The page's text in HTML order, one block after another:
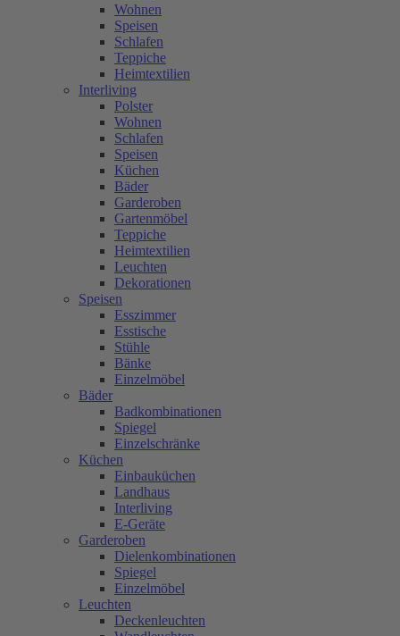
Wohnen
Speisen
Schlafen
Teppiche
Heimtextilien
Interliving
Polster
Wohnen
Schlafen
Speisen
Küchen
Bäder
Garderoben
Gartenmöbel
Teppiche
Heimtextilien
Leuchten
Dekorationen
Speisen
Esszimmer
Esstische
Stühle
Bänke
Einzelmöbel
Bäder
Badkombinationen
Spiegel
Einzelschränke
Küchen
Einbauküchen
Landhaus
Interliving
E-Geräte
Garderoben
Dielenkombinationen
Spiegel
Einzelmöbel
Leuchten
Deckenleuchten